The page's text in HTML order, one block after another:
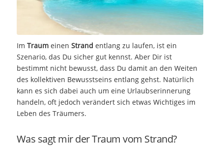
Im Traumeinen Strand entlang zu laufen, ist ein
Szenario, das Du sicher gut kennst. Aber Dir ist
bestimmt nicht bewusst, dass Du damit an den Weiten
des kollektiven Bewusstseins entlang gehst. Natürlich
kann es sich dabei auch um eine Urlaubserinnerung
handeln, oft jedoch verändert sich etwas Wichtiges im
Leben des Träumers.
Was sagt mir der Traum vom Strand?